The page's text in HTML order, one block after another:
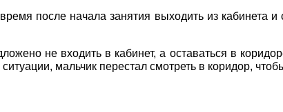
после начала занятия выходить из кабинета
не входить в кабинет, а оставаться в
мальчик перестал смотреть в коридор,